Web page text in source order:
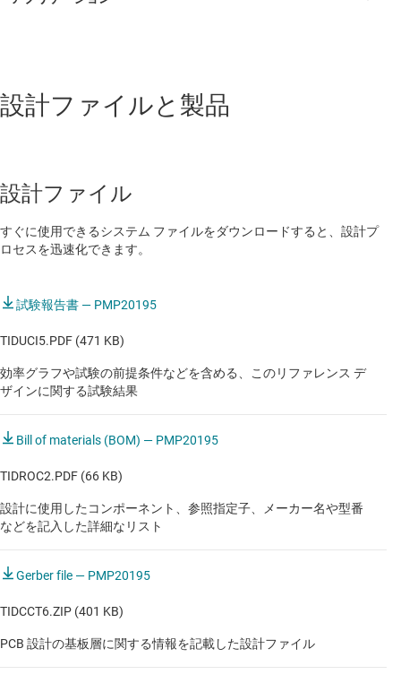
AV レシーバ
設計ファイルと製品
設計ファイル
すぐに使用できるシステム ファイルをダウンロードすると、設計プ
ロセスを迅速化できます。
試験報告書 — PMP20195
TIDUCI5.PDF (471 KB)
効率グラフや試験の前提条件などを含める、このリファレンス デ
ザインに関する試験結果
Bill of materials (BOM) — PMP20195
TIDROC2.PDF (66 KB)
設計に使用したコンポーネント、参照指定子、メーカー名や型番
などを記入した詳細なリスト
Gerber file — PMP20195
TIDCCT6.ZIP (401 KB)
PCB 設計の基板層に関する情報を記載した設計ファイル